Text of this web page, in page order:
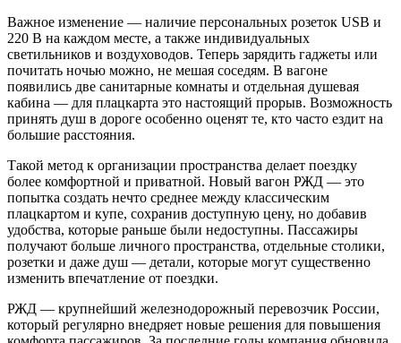
Важное изменение — наличие персональных розеток USB и
220 В на каждом месте, а также индивидуальных
светильников и воздуховодов. Теперь зарядить гаджеты или
почитать ночью можно, не мешая соседям. В вагоне
появились две санитарные комнаты и отдельная душевая
кабина — для плацкарта это настоящий прорыв. Возможность
принять душ в дороге особенно оценят те, кто часто ездит на
большие расстояния.
Такой метод к организации пространства делает поездку
более комфортной и приватной. Новый вагон РЖД — это
попытка создать нечто среднее между классическим
плацкартом и купе, сохранив доступную цену, но добавив
удобства, которые раньше были недоступны. Пассажиры
получают больше личного пространства, отдельные столики,
розетки и даже душ — детали, которые могут существенно
изменить впечатление от поездки.
РЖД — крупнейший железнодорожный перевозчик России,
который регулярно внедряет новые решения для повышения